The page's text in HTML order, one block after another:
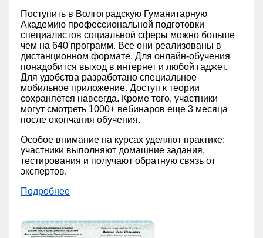
Поступить в Волгоградскую Гуманитарную
Академию профессиональной подготовки
специалистов социальной сферы можно больше
чем на 640 программ. Все они реализованы в
дистанционном формате. Для онлайн-обучения
понадобится выход в интернет и любой гаджет.
Для удобства разработано специальное
мобильное приложение. Доступ к теории
сохраняется навсегда. Кроме того, участники
могут смотреть 1000+ вебинаров еще 3 месяца
после окончания обучения.
Особое внимание на курсах уделяют практике:
участники выполняют домашние задания,
тестирования и получают обратную связь от
экспертов.
Подробнее